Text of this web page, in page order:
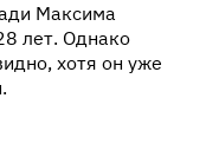
Максима
лет. Однако
хотя он уже